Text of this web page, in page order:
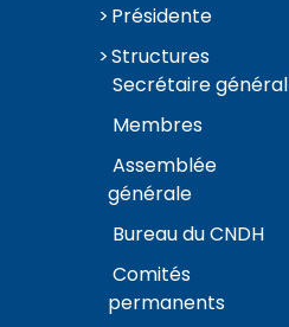
Présidente
Structures
Secrétaire général
Membres
Assemblée
générale
Bureau du CNDH
Comités
permanents